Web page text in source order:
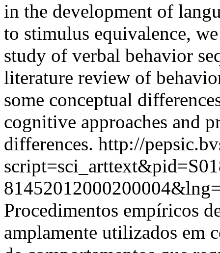
in the development of
to stimulus equivalence,
study of verbal behavior
literature review of
some conceptual
cognitive approaches and
differences. http://
Procedimentos empíricos
amplamente utilizados em